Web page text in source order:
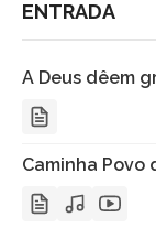
ENTRADA
A Deus dêem
Caminha Povo